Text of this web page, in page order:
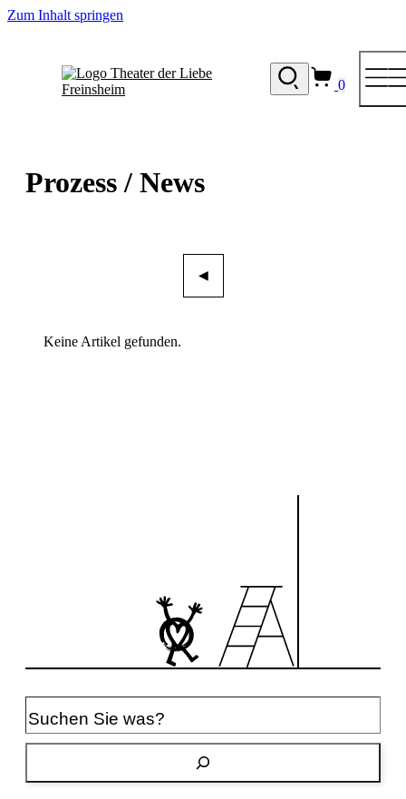
Zum Inhalt springen
0
Prozess / News
◀
Keine Artikel gefunden.